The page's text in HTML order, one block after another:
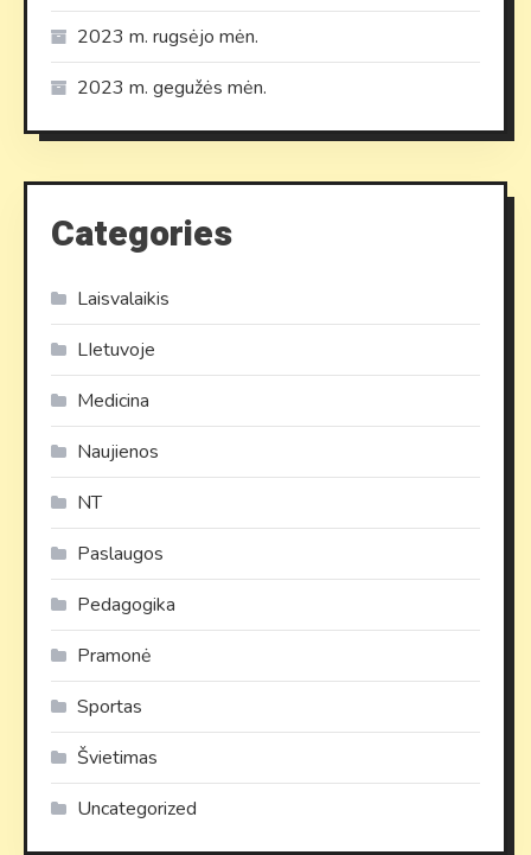
2023 m. rugsėjo mėn.
2023 m. gegužės mėn.
Categories
Laisvalaikis
LIetuvoje
Medicina
Naujienos
NT
Paslaugos
Pedagogika
Pramonė
Sportas
Švietimas
Uncategorized